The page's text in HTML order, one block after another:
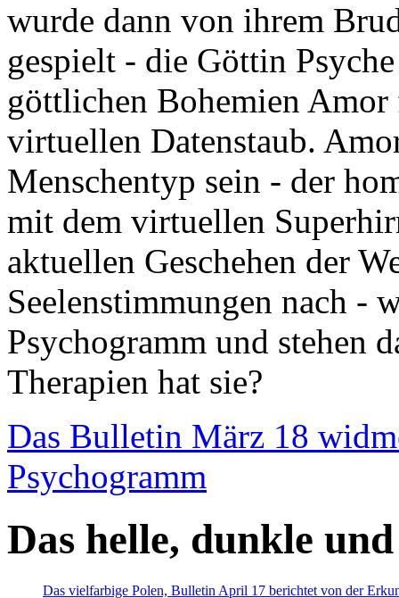
wurde dann von ihrem
gespielt - die Göttin
göttlichen Bohemien
virtuellen Datenstaub.
Menschentyp sein - der
mit dem virtuellen
aktuellen Geschehen der
Seelenstimmungen nach -
Psychogramm und stehen
Therapien hat sie?
Das Bulletin März 18
Psychogramm
Das helle, dunkle
Das vielfarbige Polen, Bulletin April 17 berichtet von der